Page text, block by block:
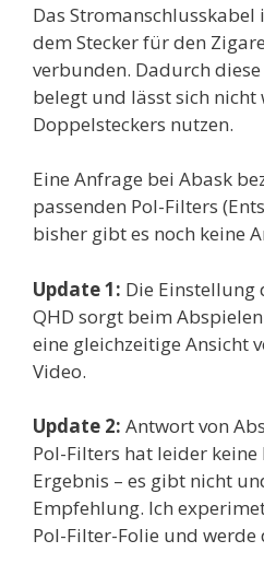
Das
dem Stecker für den
verbunden. Dadurch
belegt und lässt sich
Doppelsteckers nutzen.
Eine Anfrage bei Abask
passenden Pol-Filters
bisher gibt es noch keine
Update 1: Die Einstellung
QHD sorgt beim
eine gleichzeitige Ansicht
Video.
Update 2: Antwort von
Pol-Filters hat leider
Ergebnis – es gibt nicht
Empfehlung. Ich
Pol-Filter-Folie und